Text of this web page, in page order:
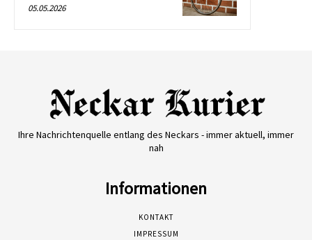
05.05.2026
Ihre Nachrichtenquelle entlang des Neckars - immer aktuell, immer
nah
Informationen
KONTAKT
IMPRESSUM